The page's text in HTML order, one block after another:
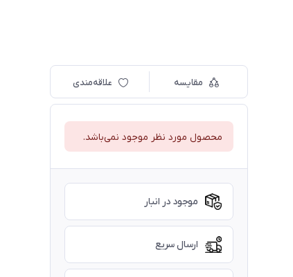
مقایسه علاقه‌مندی
محصول مورد نظر موجود نمی‌باشد.
موجود در انبار
ارسال سریع